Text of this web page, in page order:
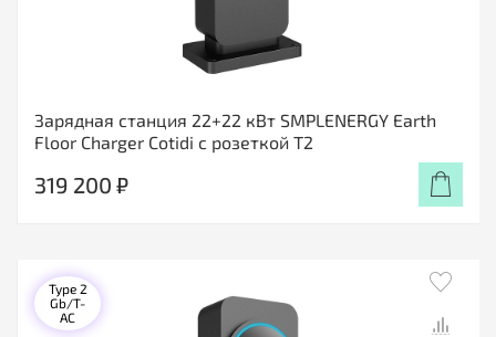
Зарядная станция 22+22 кВт SMPLENERGY Earth
Floor Charger Cotidi с розеткой Т2
319 200 ₽
Type 2
Gb/T-
AC